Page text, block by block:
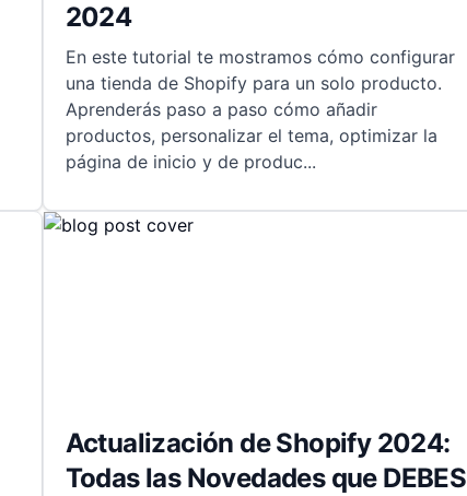
2024
En este tutorial te mostramos cómo configurar
una tienda de Shopify para un solo producto.
Aprenderás paso a paso cómo añadir
productos, personalizar el tema, optimizar la
página de inicio y de produc...
Actualización de Shopify 2024:
Todas las Novedades que DEBES